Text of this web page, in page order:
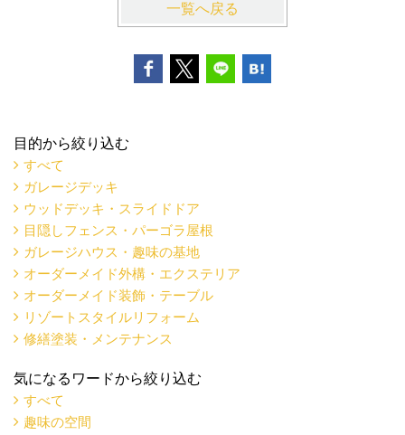
一覧へ戻る
目的から絞り込む
すべて
ガレージデッキ
ウッドデッキ・スライドドア
目隠しフェンス・パーゴラ屋根
ガレージハウス・趣味の基地
オーダーメイド外構・エクステリア
オーダーメイド装飾・テーブル
リゾートスタイルリフォーム
修繕塗装・メンテナンス
気になるワードから絞り込む
すべて
趣味の空間